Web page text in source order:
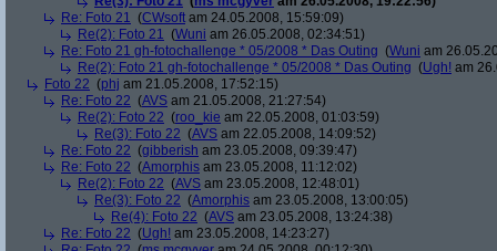
Re: Foto 21 (CWsoft am 24.05.2008, 15:59:09)
Re(2): Foto 21 (Wuni am 26.05.2008, 02:34:51)
Re: Foto 21 gh-fotochallenge * 05/2008 * Das Outing (Wuni am
Re(2): Foto 21 gh-fotochallenge * 05/2008 * Das Outing (Ugh! am
Foto 22 (phj am 21.05.2008, 17:52:15)
Re: Foto 22 (AVS am 21.05.2008, 21:27:54)
Re(2): Foto 22 (roo_kie am 22.05.2008, 01:03:59)
Re(3): Foto 22 (AVS am 22.05.2008, 14:09:52)
Re: Foto 22 (gibberish am 23.05.2008, 09:39:47)
Re: Foto 22 (Amorphis am 23.05.2008, 11:12:02)
Re(2): Foto 22 (AVS am 23.05.2008, 12:48:01)
Re(3): Foto 22 (Amorphis am 23.05.2008, 13:00:05)
Re(4): Foto 22 (AVS am 23.05.2008, 13:24:38)
Re: Foto 22 (Ugh! am 23.05.2008, 14:23:27)